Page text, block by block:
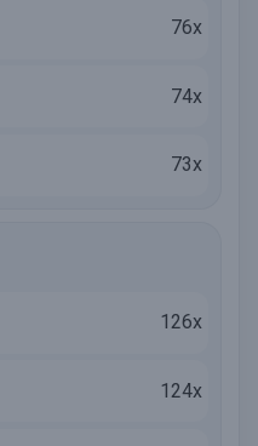
76x
74x
73x
126x
124x